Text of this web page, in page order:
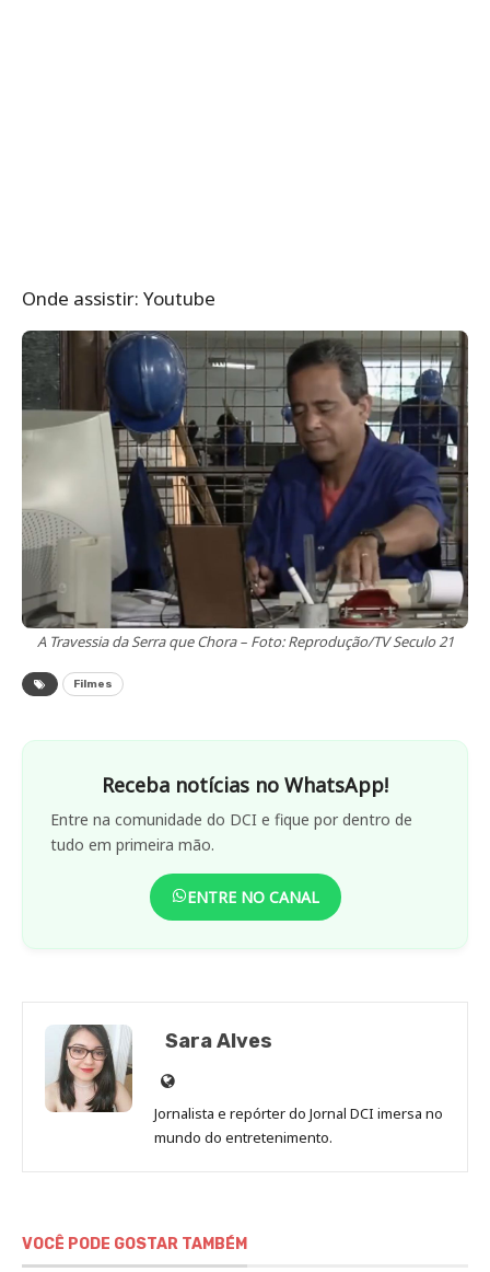
Onde assistir: Youtube
A Travessia da Serra que Chora – Foto: Reprodução/TV Seculo 21
Filmes
Receba notícias no WhatsApp!
Entre na comunidade do DCI e fique por dentro de
tudo em primeira mão.
ENTRE NO CANAL
Sara Alves
Site
de
Sara
Jornalista e repórter do Jornal DCI imersa no
mundo do entretenimento.
VOCÊ PODE GOSTAR TAMBÉM